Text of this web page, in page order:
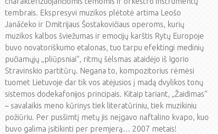
tembrais. Ekspresyvi muzikos plėtotė artima Leošo
Janáčeko ir Dmitrijaus Šostakovičiaus operoms, kurių
muzikos kalbos šviežumas ir emocijų karštis Rytų Europoje
buvo novatoriškumo etalonas, tuo tarpu efektingi medinių
pučiamųjų „pliūpsniai“, ritmų šėlsmas ataidėjo iš Igorio
Stravinskio partitūrų. Negana to, kompozitorius rėmėsi
tuomet Lietuvoje dar tik vos atėjusios į madą dvylikos tonų
sistemos dodekafonijos principais. Kitaip tariant, „Žaidimas“
– savalaikis meno kūrinys tiek literatūriniu, tiek muzikiniu
požiūriu. Per pusšimtį metų jis neįgavo naftalino kvapo, kuo
buvo galima įsitikinti per premjerą… 2007 metais!